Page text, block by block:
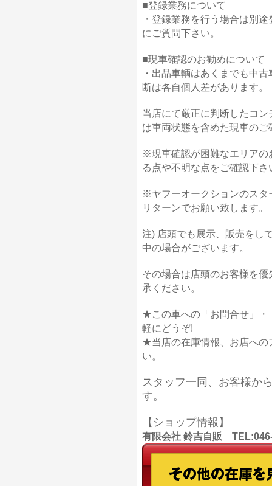
■登録業務について
・登録業務を行う場合は別
にご質問下さい。
■現車確認のお勧めについて
・出品車輌はあくまでも中
断は各自個人差があります。
当店にて厳正に判断したコ
は車両状態を含めた現車の
※現車確認が困難なエリアの
る点や不明な点をご確認下さ
※ヤフーオークションのスタ
リターンでお願い致します。
注) 店頭でも展示、販売をし
中の場合がございます。
その場合は店頭のお客様を
承ください。
★この車への「お問合せ」・
軽にどうぞ!
★当店の在庫情報、お店への
い。
スタッフ一同、お客様か
す。
【ショップ情報】
有限会社 鈴吉自販